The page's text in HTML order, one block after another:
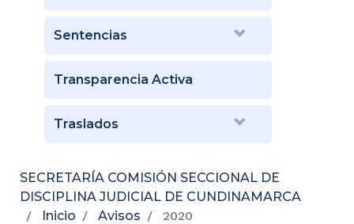
Sentencias
Transparencia Activa
Traslados
SECRETARÍA COMISIÓN SECCIONAL DE
DISCIPLINA JUDICIAL DE CUNDINAMARCA
Inicio
Avisos 2020